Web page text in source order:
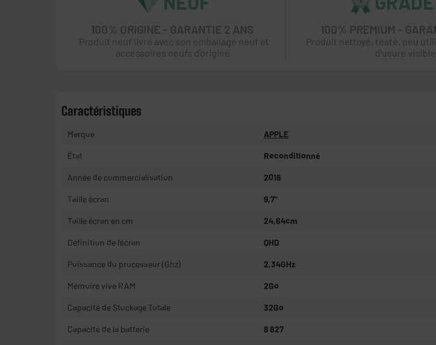
Caractéristiques
Marque APPLE
État Reconditionné
Année de commercialisation 2018
Taille écran 9,7"
Taille écran en cm 24,64cm
Définition de l'écran QHD
Puissance du processeur (Ghz) 2,34GHz
Mémoire vive RAM 2Go
Capacité de Stockage Totale 32Go
Capacité de la batterie 8 827